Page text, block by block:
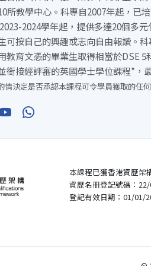
所教學中心。科專自2007年起，已
2024學年起，提供多達20個多
可按自己的興趣或志向自由報讀。
教育文憑的畢業生取得相當於DSE
銜接經評審的英國學士學位課程*，
情決定是否承認本課程可令學員獲取的任
本課程已獲香港資歷架
資歷名冊登記號碼：
登記有效日期：01/01/